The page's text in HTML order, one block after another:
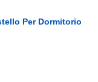
Per Dormitorio